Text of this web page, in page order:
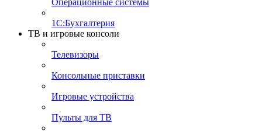
Операционные системы
1С:Бухгалтерия
ТВ и игровые консоли
Телевизоры
Консольные приставки
Игровые устройства
Пульты для ТВ